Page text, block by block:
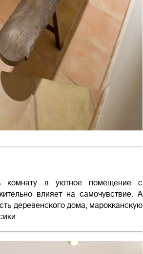
комнату в уютное помещение с
влияет на самочувствие. А
деревенского дома, марокканскую